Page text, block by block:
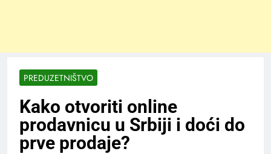
PREDUZETNIŠTVO
Kako otvoriti online
prodavnicu u Srbiji i doći do
prve prodaje?